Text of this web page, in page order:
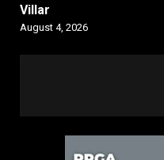
Villar
August 4, 2026